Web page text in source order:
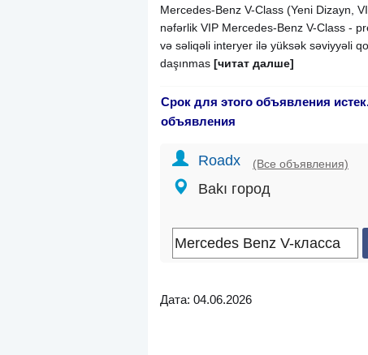
Mercedes-Benz V-Class (Yeni Dizayn,
nəfərlik VIP Mercedes-Benz V-Class -
və səliqəli interyer ilə yüksək səviyyəli
daşınmas [читат далше]
Срок для этого объявления
объявления
Roadx (Все объявления)
Bakı город
Дата: 04.06.2026